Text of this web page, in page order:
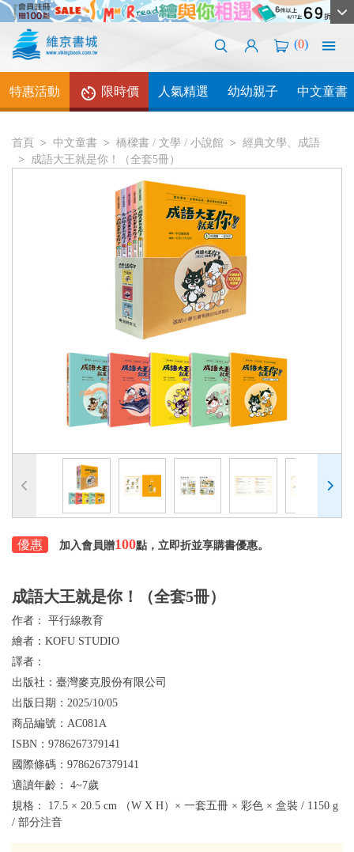
(0)
特惠活動 限時價 人氣精選 幼幼親子 中文童書
首頁 中文童書 橋樑書 / 文學 / 小說館
經典文學、成語
成語大王就是你！（全套5冊）
優惠 加入會員贈100點，立即折並享購書優惠。
成語大王就是你！（全套5冊）
作者： 平行線教育
繪者： KOFU STUDIO
譯者：
出版社： 臺灣麥克股份有限公司
出版日期： 2025/10/05
商品編號： AC081A
ISBN： 9786267379141
國際條碼： 9786267379141
適讀年齡： 4~7歲
規格： 17.5 × 20.5 cm （W X H）× 一套五冊 × 彩色 × 盒裝 / 1150 g
/ 部分注音